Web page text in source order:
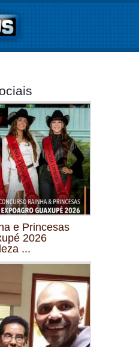
e Princesas
2026
...